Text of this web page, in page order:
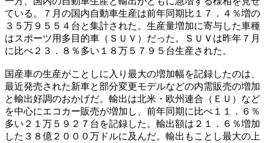
ている。７月の国内自動車生産は前年同期比１７．４％増の
３５万９５５４台と集計された。生産量増加に寄与した車種
はスポーツ用多目的車（ＳＵＶ）だった。ＳＵＶは昨年７月
に比べ２３．８％多い１８万５７９５台生産された。
国産車の生産がことしに入り最大の増加幅を記録したのは、
最近発売された新車と部分変更モデルなどの内需販売の増加
と輸出好調のおかげだ。輸出は北米・欧州連合（ＥＵ）など
を中心にエコカー販売が増加し、前年同期に比べ１１．６％
多い２１万５９２７台を記録した。輸出額は２１．６％増加
した３８億２０００万ドルに及んだ。輸出もことし最大の上